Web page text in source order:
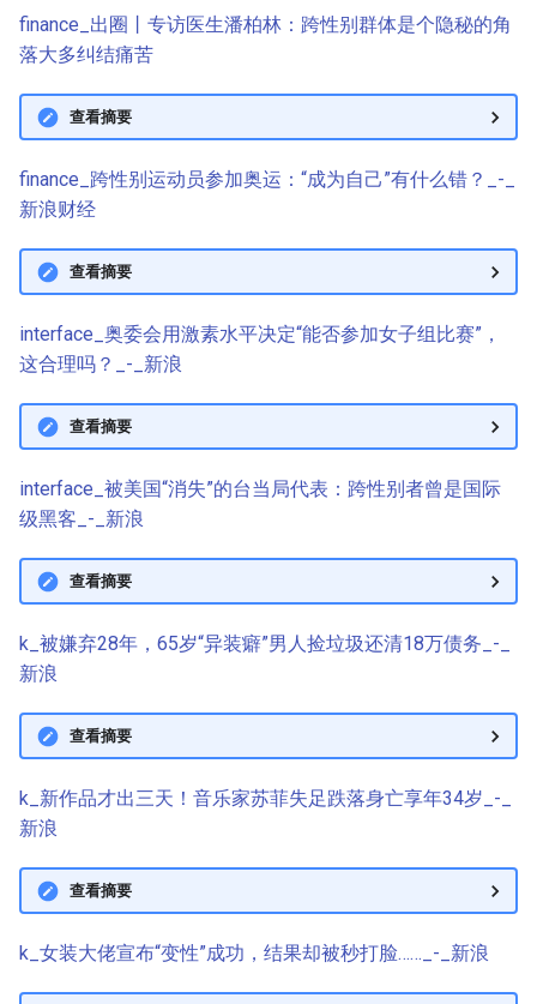
finance_出圈丨专访医生潘柏林：跨性别群体是个隐秘的角
落大多纠结痛苦
查看摘要
finance_跨性别运动员参加奥运：“成为自己”有什么错？_-_
新浪财经
查看摘要
interface_奥委会用激素水平决定“能否参加女子组比赛”，
这合理吗？_-_新浪
查看摘要
interface_被美国“消失”的台当局代表：跨性别者曾是国际
级黑客_-_新浪
查看摘要
k_被嫌弃28年，65岁“异装癖”男人捡垃圾还清18万债务_-_
新浪
查看摘要
k_新作品才出三天！音乐家苏菲失足跌落身亡享年34岁_-_
新浪
查看摘要
k_女装大佬宣布“变性”成功，结果却被秒打脸……_-_新浪